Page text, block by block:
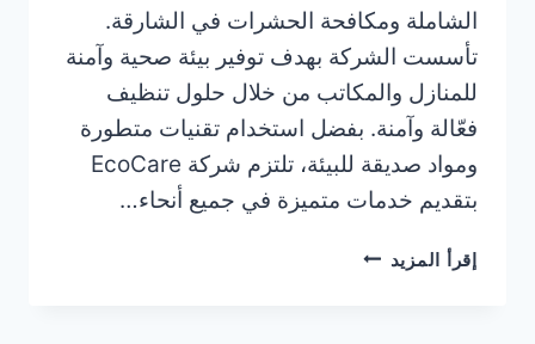
الشاملة ومكافحة الحشرات في الشارقة.
تأسست الشركة بهدف توفير بيئة صحية وآمنة
للمنازل والمكاتب من خلال حلول تنظيف
فعّالة وآمنة. بفضل استخدام تقنيات متطورة
ومواد صديقة للبيئة، تلتزم شركة EcoCare
بتقديم خدمات متميزة في جميع أنحاء…
إقرأ المزيد شركة